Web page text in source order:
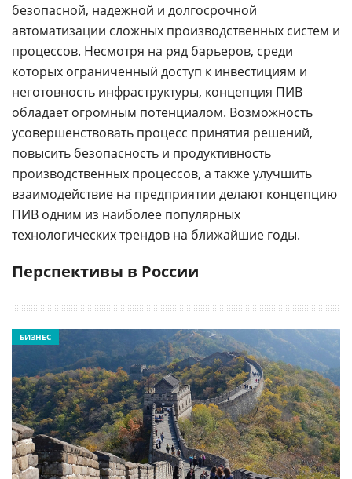
безопасной, надежной и долгосрочной
автоматизации сложных производственных систем и
процессов. Несмотря на ряд барьеров, среди
которых ограниченный доступ к инвестициям и
неготовность инфраструктуры, концепция ПИВ
обладает огромным потенциалом. Возможность
усовершенствовать процесс принятия решений,
повысить безопасность и продуктивность
производственных процессов, а также улучшить
взаимодействие на предприятии делают концепцию
ПИВ одним из наиболее популярных
технологических трендов на ближайшие годы.
Перспективы в России
БИЗНЕС